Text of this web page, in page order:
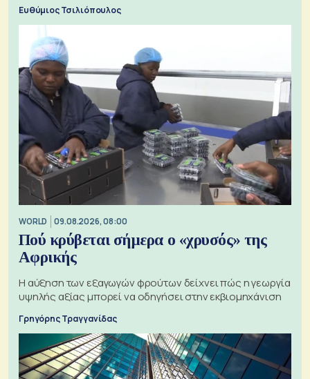
Ευθύμιος Τσιλιόπουλος
WORLD 09.08.2026, 08:00
Πού κρύβεται σήμερα ο «χρυσός» της
Αφρικής
Η αύξηση των εξαγωγών φρούτων δείχνει πώς η γεωργία
υψηλής αξίας μπορεί να οδηγήσει στην εκβιομηχάνιση
Γρηγόρης Τραγγανίδας